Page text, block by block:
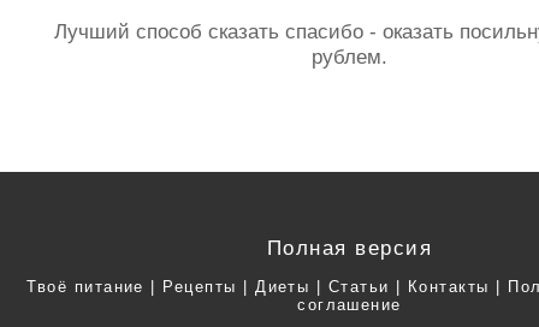
Лучший способ сказать спасибо - оказать
рублем.
Полная версия
Твоё питание | Рецепты | Диеты | Статьи | Контакты |
соглашение